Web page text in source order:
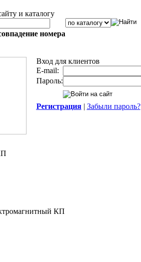
и каталогу
номера
Вход для клиентов
E-mail:
Пароль:
Регистрация| Забыли пароль?
КП